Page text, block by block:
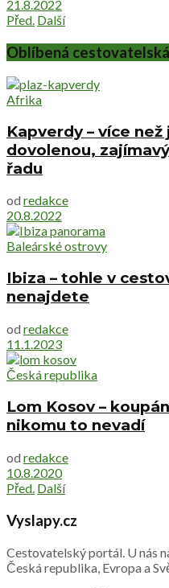
21.8.2022
Před. Další
Oblíbená
Afrika
Kapverdy – více
dovolenou,
řadu
od redakce
20.8.2022
Baleárské ostrovy
Ibiza – tohle v
nenajdete
od redakce
11.1.2023
Česká republika
Lom Kosov –
nikomu to nevadí
od redakce
10.8.2020
Před. Další
Vyslapy.cz
Cestovatelský portál. U nás
Česká republika, Evropa a